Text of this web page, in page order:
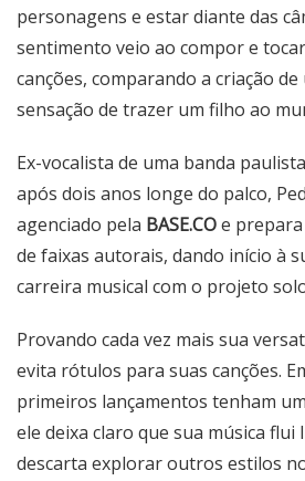
personagens e estar diante das
sentimento veio ao compor e
canções, comparando a criação de
sensação de trazer um filho ao
Ex-vocalista de uma banda
após dois anos longe do palco,
agenciado pela BASE.COe
de faixas autorais, dando início à
carreira musical com o projeto
Provando cada vez mais sua
evita rótulos para suas canções.
primeiros lançamentos tenham
ele deixa claro que sua música flui
descarta explorar outros estilos